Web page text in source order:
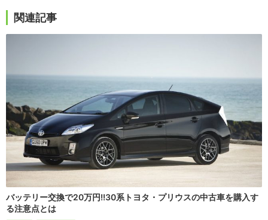
関連記事
バッテリー交換で20万円!!30系トヨタ・プリウスの中古車を購入す
る注意点とは